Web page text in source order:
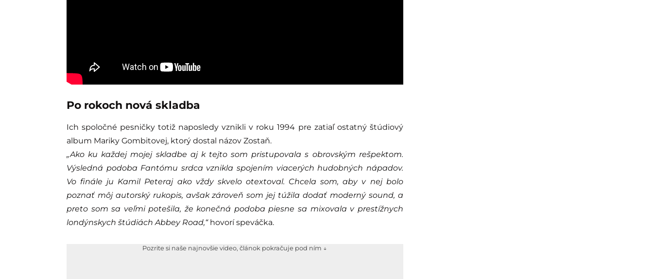
Po rokoch nová skladba
Ich spoločné pesničky totiž naposledy vznikli v roku 1994 pre zatiaľ ostatný štúdiový
album Mariky Gombitovej, ktorý dostal názov Zostaň.
„Ako ku každej mojej skladbe aj k tejto som pristupovala s obrovským rešpektom.
Výsledná podoba Fantómu srdca vznikla spojením viacerých hudobných nápadov.
Vo finále ju Kamil Peteraj ako vždy skvelo otextoval. Chcela som, aby v nej bolo
poznať môj autorský rukopis, avšak zároveň som jej túžila dodať moderný sound, a
preto som sa veľmi potešila, že konečná podoba piesne sa mixovala v prestížnych
londýnskych štúdiách Abbey Road,“hovorí speváčka.
Pozrite si naše najnovšie video, článok pokračuje pod ním ↓